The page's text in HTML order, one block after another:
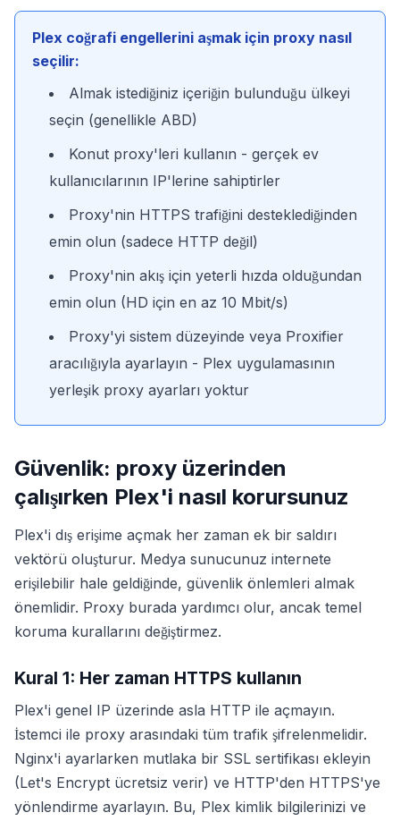
Plex coğrafi engellerini aşmak için proxy nasıl
seçilir:
Almak istediğiniz içeriğin bulunduğu ülkeyi
seçin (genellikle ABD)
Konut proxy'leri kullanın - gerçek ev
kullanıcılarının IP'lerine sahiptirler
Proxy'nin HTTPS trafiğini desteklediğinden
emin olun (sadece HTTP değil)
Proxy'nin akış için yeterli hızda olduğundan
emin olun (HD için en az 10 Mbit/s)
Proxy'yi sistem düzeyinde veya Proxifier
aracılığıyla ayarlayın - Plex uygulamasının
yerleşik proxy ayarları yoktur
Güvenlik: proxy üzerinden
çalışırken Plex'i nasıl korursunuz
Plex'i dış erişime açmak her zaman ek bir saldırı
vektörü oluşturur. Medya sunucunuz internete
erişilebilir hale geldiğinde, güvenlik önlemleri almak
önemlidir. Proxy burada yardımcı olur, ancak temel
koruma kurallarını değiştirmez.
Kural 1: Her zaman HTTPS kullanın
Plex'i genel IP üzerinde asla HTTP ile açmayın.
İstemci ile proxy arasındaki tüm trafik şifrelenmelidir.
Nginx'i ayarlarken mutlaka bir SSL sertifikası ekleyin
(Let's Encrypt ücretsiz verir) ve HTTP'den HTTPS'ye
yönlendirme ayarlayın. Bu, Plex kimlik bilgilerinizi ve